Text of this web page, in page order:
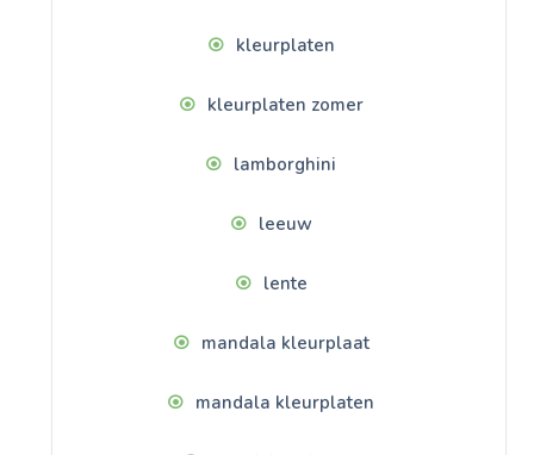
kleurplaten
kleurplaten zomer
lamborghini
leeuw
lente
mandala kleurplaat
mandala kleurplaten